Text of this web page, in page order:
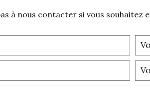
à nous contacter si vous souhaitez